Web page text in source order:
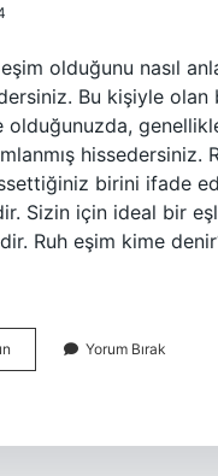
olduğunu nasıl
Bu kişiyle olan
hissedersiniz.
birini ifade
Sizin için ideal bir
Ruh eşim kime
Ruh
Yorum Bırak